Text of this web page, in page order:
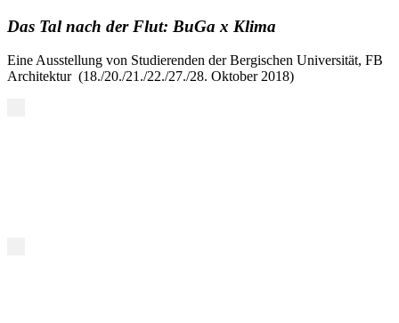
Das Tal nach der Flut: BuGa x Klima
Eine Ausstellung von Studierenden der Bergischen Universität, FB
Architektur (18./20./21./22./27./28. Oktober 2018)